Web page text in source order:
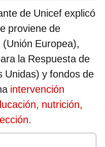
de Unicef explicó
proviene de
Europea),
la Respuesta de
Unidas) y fondos de
intervención
nutrición,